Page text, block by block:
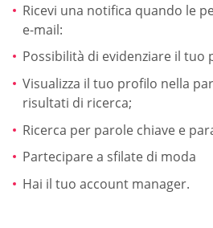
Ricevi una notifica quando le
e-mail:
Possibilità di evidenziare il tuo
Visualizza il tuo profilo nella
risultati di ricerca;
Ricerca per parole chiave e
Partecipare a sfilate di moda
Hai il tuo account manager.